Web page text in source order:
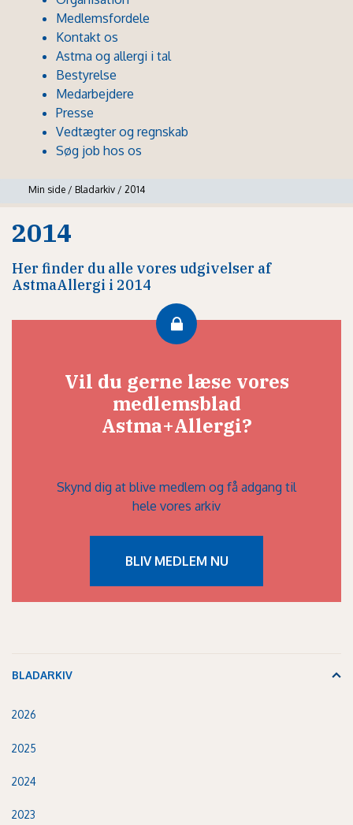
Medlemsfordele
Kontakt os
Astma og allergi i tal
Bestyrelse
Medarbejdere
Presse
Vedtægter og regnskab
Søg job hos os
Min side / Bladarkiv / 2014
2014
Her finder du alle vores udgivelser af
AstmaAllergi i 2014
Vil du gerne læse vores
medlemsblad
Astma+Allergi?
Skynd dig at blive medlem og få adgang til
hele vores arkiv
BLIV MEDLEM NU
BLADARKIV
2026
2025
2024
2023